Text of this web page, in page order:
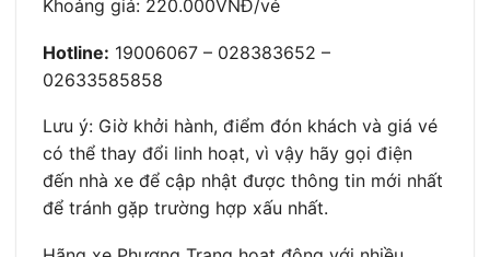
Khoảng giá: 220.000VNĐ/vé
Hotline: 19006067 – 028383652 –
02633585858
Lưu ý: Giờ khởi hành, điểm đón khách và giá vé
có thể thay đổi linh hoạt, vì vậy hãy gọi điện
đến nhà xe để cập nhật được thông tin mới nhất
để tránh gặp trường hợp xấu nhất.